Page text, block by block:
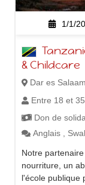
1/1/
& Childcare
Dar es
Entre 18 et
Don de
Anglais ,
Notre
nourriture, un
l'école publique